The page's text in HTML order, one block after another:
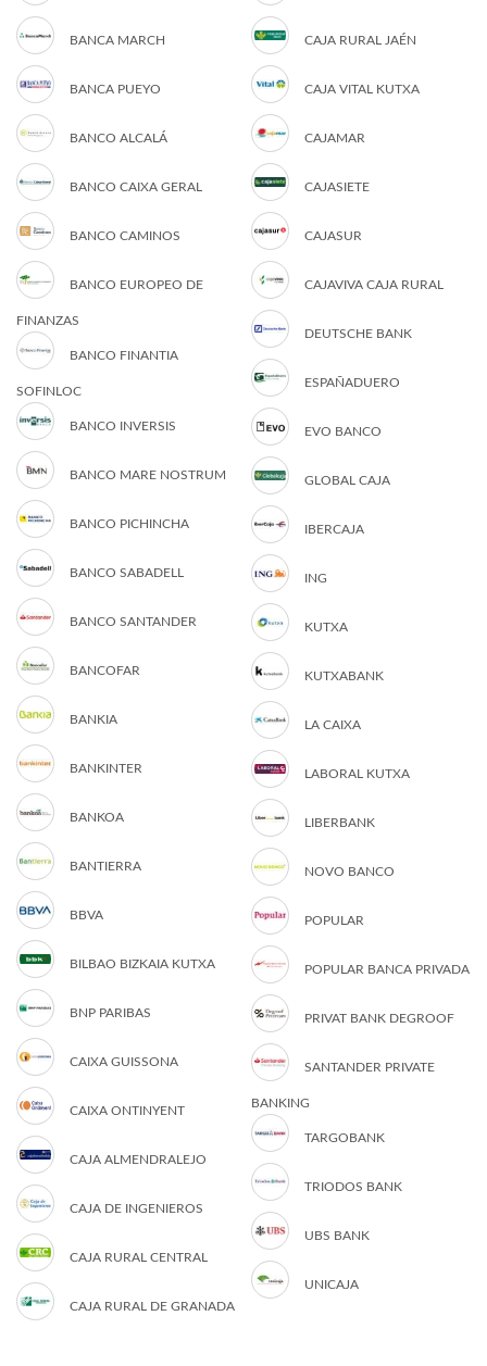
BANCA MARCH
BANCA PUEYO
BANCO ALCALÁ
BANCO CAIXA GERAL
BANCO CAMINOS
BANCO EUROPEO DE
FINANZAS
BANCO FINANTIA
SOFINLOC
BANCO INVERSIS
BANCO MARE NOSTRUM
BANCO PICHINCHA
BANCO SABADELL
BANCO SANTANDER
BANCOFAR
BANKIA
BANKINTER
BANKOA
BANTIERRA
BBVA
BILBAO BIZKAIA KUTXA
BNP PARIBAS
CAIXA GUISSONA
CAIXA ONTINYENT
CAJA ALMENDRALEJO
CAJA DE INGENIEROS
CAJA RURAL CENTRAL
CAJA RURAL DE GRANADA
CAJA RURAL JAÉN
CAJA VITAL KUTXA
CAJAMAR
CAJASIETE
CAJASUR
CAJAVIVA CAJA RURAL
DEUTSCHE BANK
ESPAÑADUERO
EVO BANCO
GLOBAL CAJA
IBERCAJA
ING
KUTXA
KUTXABANK
LA CAIXA
LABORAL KUTXA
LIBERBANK
NOVO BANCO
POPULAR
POPULAR BANCA PRIVADA
PRIVAT BANK DEGROOF
SANTANDER PRIVATE
BANKING
TARGOBANK
TRIODOS BANK
UBS BANK
UNICAJA